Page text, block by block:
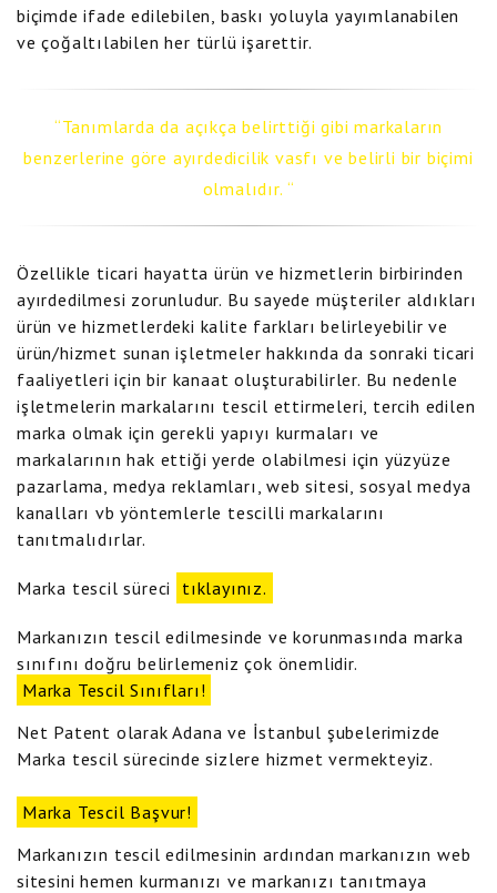
biçimde ifade edilebilen, baskı yoluyla yayımlanabilen
ve çoğaltılabilen her türlü işarettir.
Tanımlarda da açıkça belirttiği gibi markaların
benzerlerine göre ayırdedicilik vasfı ve belirli bir biçimi
olmalıdır.
Özellikle ticari hayatta ürün ve hizmetlerin birbirinden
ayırdedilmesi zorunludur. Bu sayede müşteriler aldıkları
ürün ve hizmetlerdeki kalite farkları belirleyebilir ve
ürün/hizmet sunan işletmeler hakkında da sonraki ticari
faaliyetleri için bir kanaat oluşturabilirler. Bu nedenle
işletmelerin markalarını tescil ettirmeleri, tercih edilen
marka olmak için gerekli yapıyı kurmaları ve
markalarının hak ettiği yerde olabilmesi için yüzyüze
pazarlama, medya reklamları, web sitesi, sosyal medya
kanalları vb yöntemlerle tescilli markalarını
tanıtmalıdırlar.
Marka tescil süreci tıklayınız.
Markanızın tescil edilmesinde ve korunmasında marka
sınıfını doğru belirlemeniz çok önemlidir.
Marka Tescil Sınıfları!
Net Patent olarak Adana ve İstanbul şubelerimizde
Marka tescil sürecinde sizlere hizmet vermekteyiz.
Marka Tescil Başvur!
Markanızın tescil edilmesinin ardından markanızın web
sitesini hemen kurmanızı ve markanızı tanıtmaya